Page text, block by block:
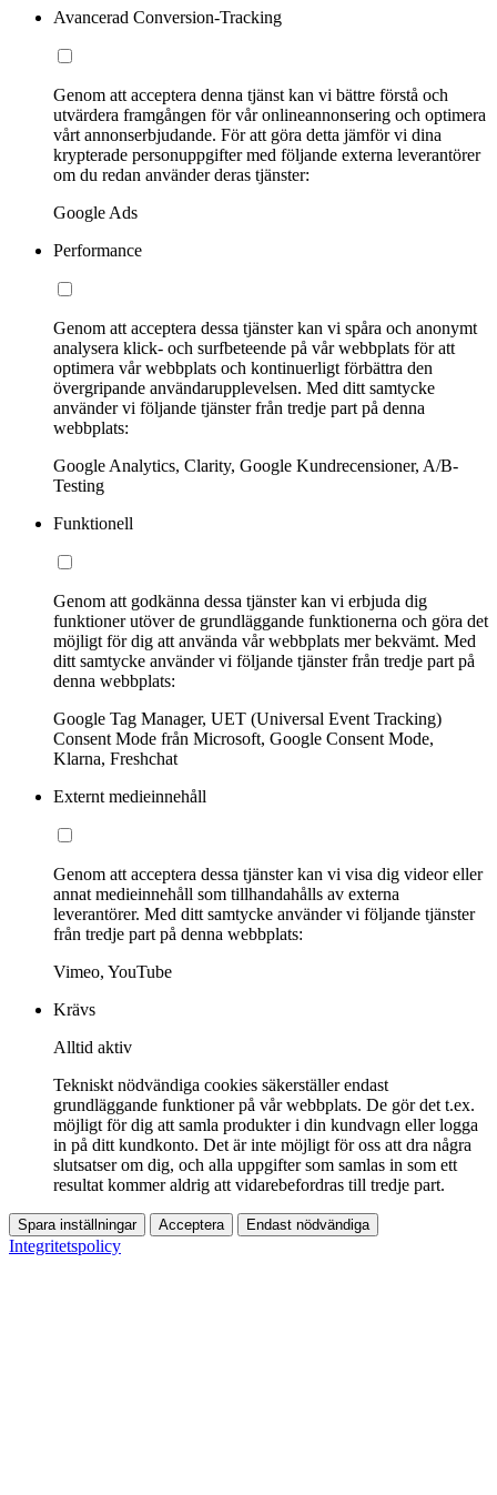
Avancerad Conversion-Tracking
Genom att acceptera denna tjänst kan vi bättre förstå och
utvärdera framgången för vår onlineannonsering och optimera
vårt annonserbjudande. För att göra detta jämför vi dina
krypterade personuppgifter med följande externa leverantörer
om du redan använder deras tjänster:
Google Ads
Performance
Genom att acceptera dessa tjänster kan vi spåra och anonymt
analysera klick- och surfbeteende på vår webbplats för att
optimera vår webbplats och kontinuerligt förbättra den
övergripande användarupplevelsen. Med ditt samtycke
använder vi följande tjänster från tredje part på denna
webbplats:
Google Analytics, Clarity, Google Kundrecensioner, A/B-
Testing
Funktionell
Genom att godkänna dessa tjänster kan vi erbjuda dig
funktioner utöver de grundläggande funktionerna och göra det
möjligt för dig att använda vår webbplats mer bekvämt. Med
ditt samtycke använder vi följande tjänster från tredje part på
denna webbplats:
Google Tag Manager, UET (Universal Event Tracking)
Consent Mode från Microsoft, Google Consent Mode,
Klarna, Freshchat
Externt medieinnehåll
Genom att acceptera dessa tjänster kan vi visa dig videor eller
annat medieinnehåll som tillhandahålls av externa
leverantörer. Med ditt samtycke använder vi följande tjänster
från tredje part på denna webbplats:
Vimeo, YouTube
Krävs
Alltid aktiv
Tekniskt nödvändiga cookies säkerställer endast
grundläggande funktioner på vår webbplats. De gör det t.ex.
möjligt för dig att samla produkter i din kundvagn eller logga
in på ditt kundkonto. Det är inte möjligt för oss att dra några
slutsatser om dig, och alla uppgifter som samlas in som ett
resultat kommer aldrig att vidarebefordras till tredje part.
Spara inställningar Acceptera Endast nödvändiga
Integritetspolicy